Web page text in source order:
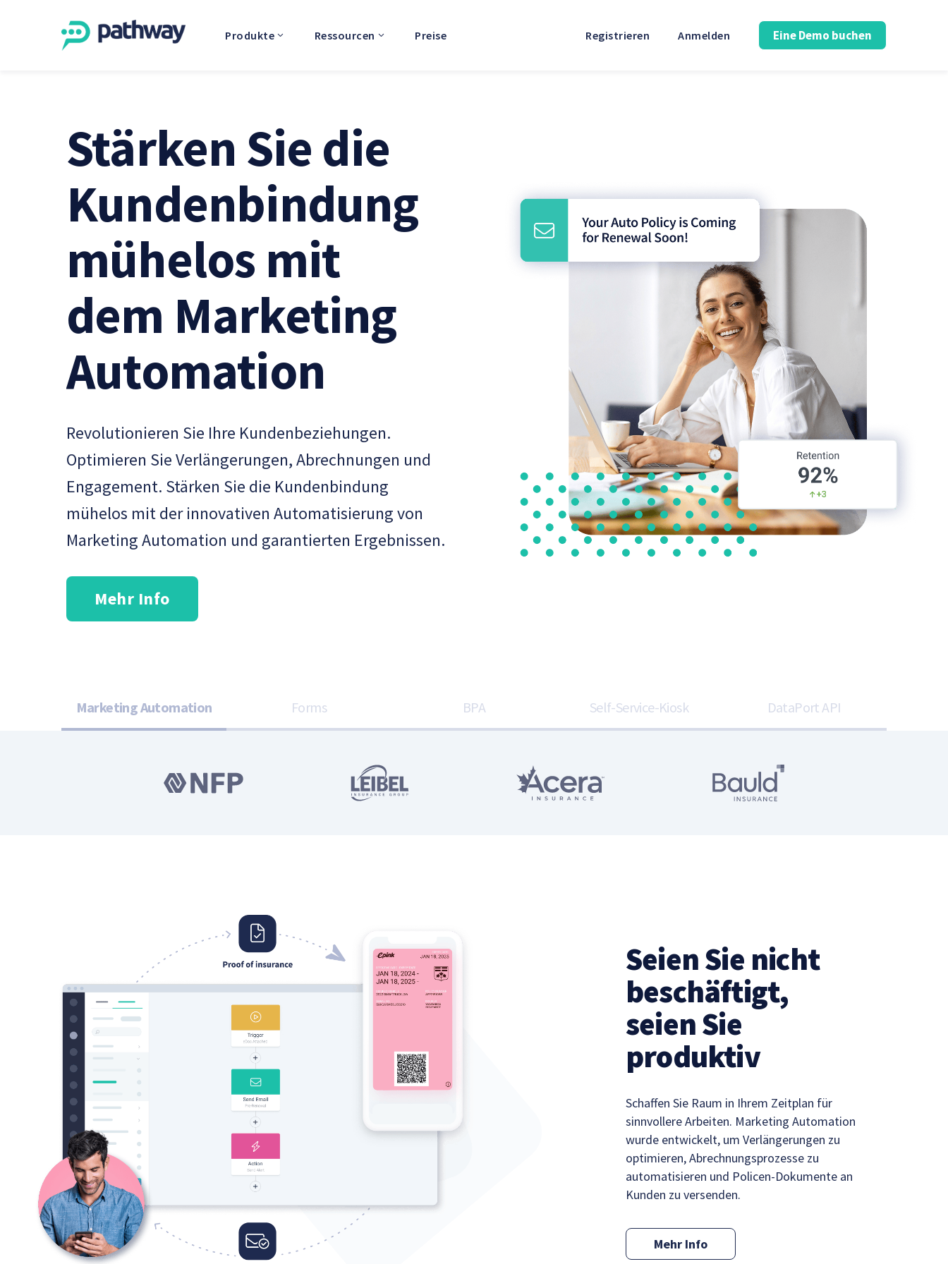
Produkte Ressourcen Preise Registrieren Anmelden Eine Demo buchen
Stärken Sie die
Kundenbindung
mühelos mit
dem Marketing
Automation
Revolutionieren Sie Ihre Kundenbeziehungen.
Optimieren Sie Verlängerungen, Abrechnungen und
Engagement. Stärken Sie die Kundenbindung
mühelos mit der innovativen Automatisierung von
Marketing Automation und garantierten Ergebnissen.
Mehr Info
Marketing Automation Forms BPA Self-Service-Kiosk DataPort API
Seien Sie nicht
beschäftigt,
seien Sie
produktiv
Schaffen Sie Raum in Ihrem Zeitplan für
sinnvollere Arbeiten. Marketing Automation
wurde entwickelt, um Verlängerungen zu
optimieren, Abrechnungsprozesse zu
automatisieren und Policen-Dokumente an
Kunden zu versenden.
Mehr Info